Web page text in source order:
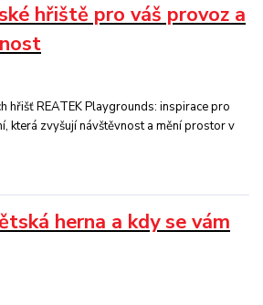
hřiště pro váš provoz a
hřišť REATEK Playgrounds: inspirace pro
která zvyšují návštěvnost a mění prostor v
herna a kdy se vám